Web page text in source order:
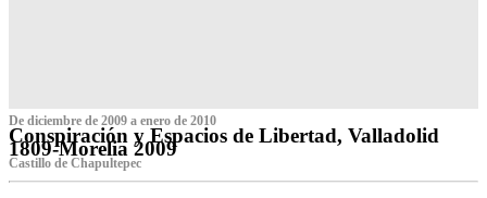
De diciembre de 2009 a enero de 2010
Conspiración y Espacios de Libertad, Valladolid
1809-Morelia 2009
Castillo de Chapultepec